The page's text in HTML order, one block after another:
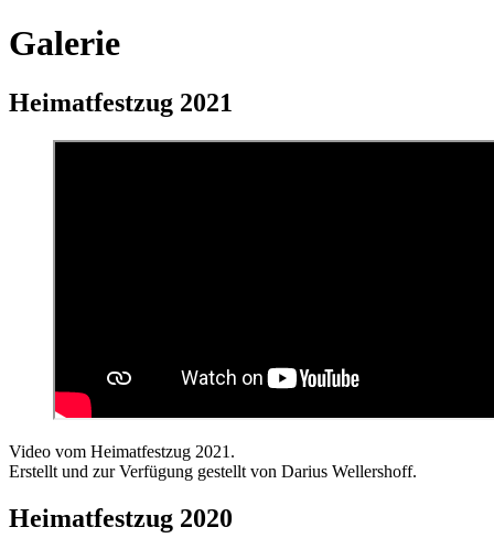
Galerie
Heimatfestzug 2021
Video vom Heimatfestzug 2021.
Erstellt und zur Verfügung gestellt von Darius Wellershoff.
Heimatfestzug 2020